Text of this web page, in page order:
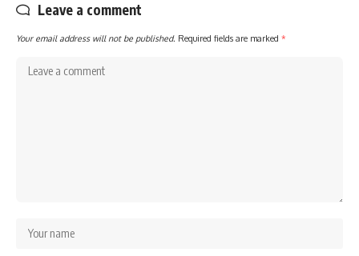
Leave a comment
Your email address will not be published. Required fields are marked *